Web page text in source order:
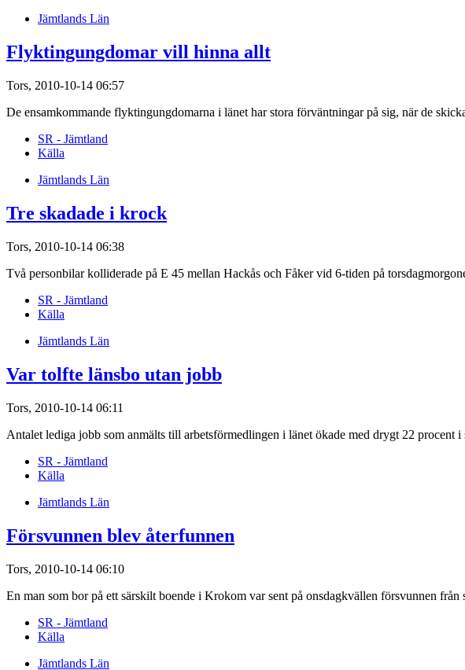
Jämtlands Län
Flyktingungdomar vill hinna allt
Tors, 2010-10-14 06:57
De ensamkommande flyktingungdomarna i länet har stora förväntningar på sig, när de
SR - Jämtland
Källa
Jämtlands Län
Tre skadade i krock
Tors, 2010-10-14 06:38
Två personbilar kolliderade på E 45 mellan Hackås och Fåker vid 6-tiden på
SR - Jämtland
Källa
Jämtlands Län
Var tolfte länsbo utan jobb
Tors, 2010-10-14 06:11
Antalet lediga jobb som anmälts till arbetsförmedlingen i länet ökade med drygt 22
SR - Jämtland
Källa
Jämtlands Län
Försvunnen blev återfunnen
Tors, 2010-10-14 06:10
En man som bor på ett särskilt boende i Krokom var sent på onsdagkvällen försvunnen från
SR - Jämtland
Källa
Jämtlands Län